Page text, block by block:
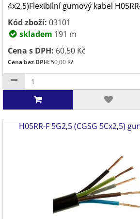
4x2,5)Flexibilní gumový kabel
Kód zboží: 03101
skladem 191 m
Cena s DPH: 60,50 Kč
Cena bez DPH:50,00 Kč
H05RR-F 5G2,5 (CGSG 5Cx2,5)